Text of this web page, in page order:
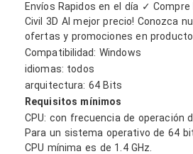
Envíos Rapidos en el día ✓ Compre
Civil 3D Al mejor precio! Conozca
ofertas y promociones en
Compatibilidad: Windows
idiomas: todos
arquitectura: 64 Bits
Requisitos mínimos
CPU: con frecuencia de operación
Para un sistema operativo de 64
CPU mínima es de 1.4 GHz.